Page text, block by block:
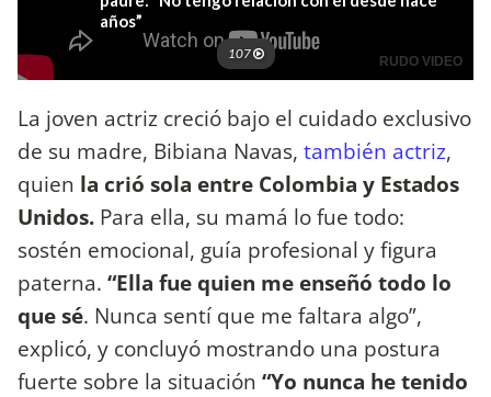
La joven actriz creció bajo el cuidado exclusivo
de su madre, Bibiana Navas, también actriz,
quien la crió sola entre Colombia y Estados
Unidos. Para ella, su mamá lo fue todo:
sostén emocional, guía profesional y figura
paterna. “Ella fue quien me enseñó todo lo
que sé. Nunca sentí que me faltara algo”,
explicó, y concluyó mostrando una postura
fuerte sobre la situación “Yo nunca he tenido